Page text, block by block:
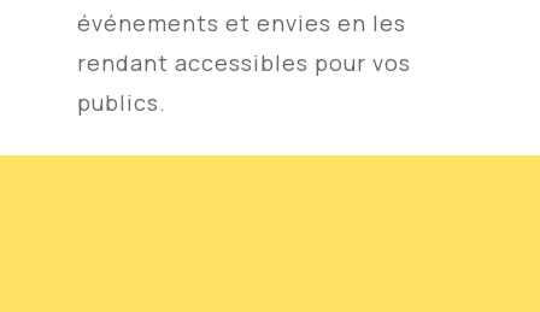
événements et envies en les
rendant accessibles pour vos
publics.